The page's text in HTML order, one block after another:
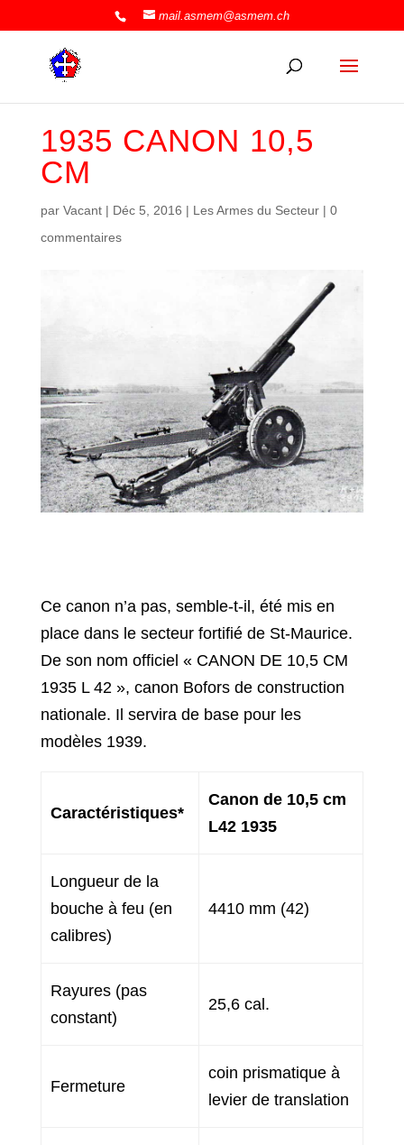
mail.asmem@asmem.ch
1935 CANON 10,5
CM
par Vacant| Déc 5, 2016 | Les Armes du Secteur| 0
commentaires
Ce canon n’a pas, semble-t-il, été mis en
place dans le secteur fortifié de St-Maurice.
De son nom officiel « CANON DE 10,5 CM
1935 L 42 », canon Bofors de construction
nationale. Il servira de base pour les
modèles 1939.
Caractéristiques*
Canon de 10,5 cm
L42 1935
Longueur de la
bouche à feu (en
calibres)
4410 mm (42)
Rayures (pas
constant)
25,6 cal.
Fermeture
coin prismatique à
levier de translation